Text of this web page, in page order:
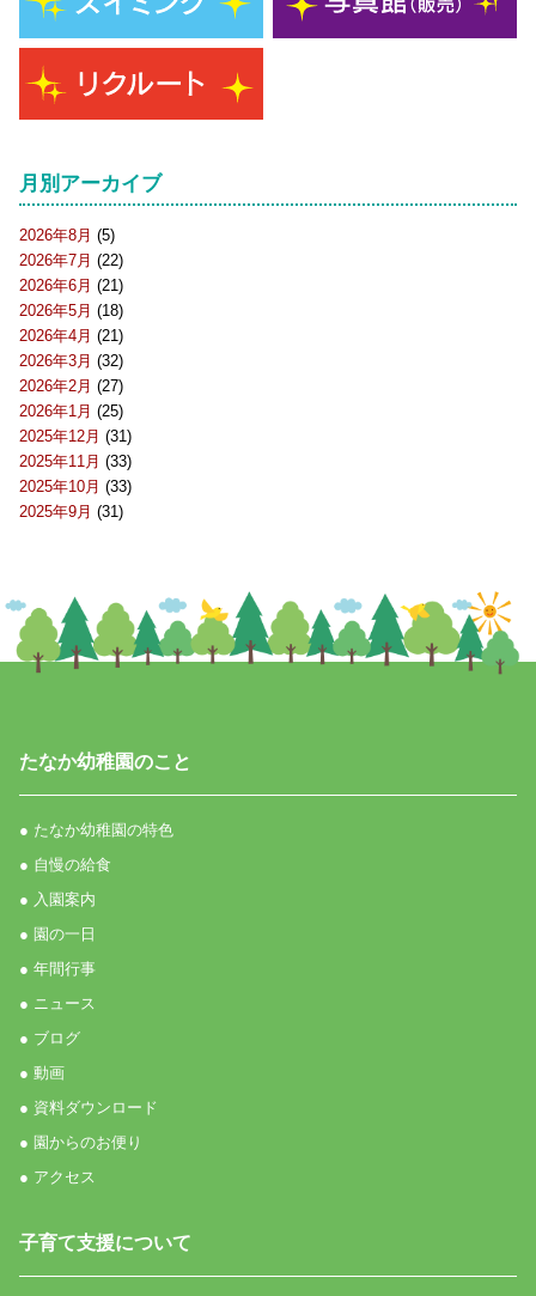
月別アーカイブ
2026年8月 (5)
2026年7月 (22)
2026年6月 (21)
2026年5月 (18)
2026年4月 (21)
2026年3月 (32)
2026年2月 (27)
2026年1月 (25)
2025年12月 (31)
2025年11月 (33)
2025年10月 (33)
2025年9月 (31)
たなか幼稚園のこと
● たなか幼稚園の特色
● 自慢の給食
● 入園案内
● 園の一日
● 年間行事
● ニュース
● ブログ
● 動画
● 資料ダウンロード
● 園からのお便り
● アクセス
子育て支援について